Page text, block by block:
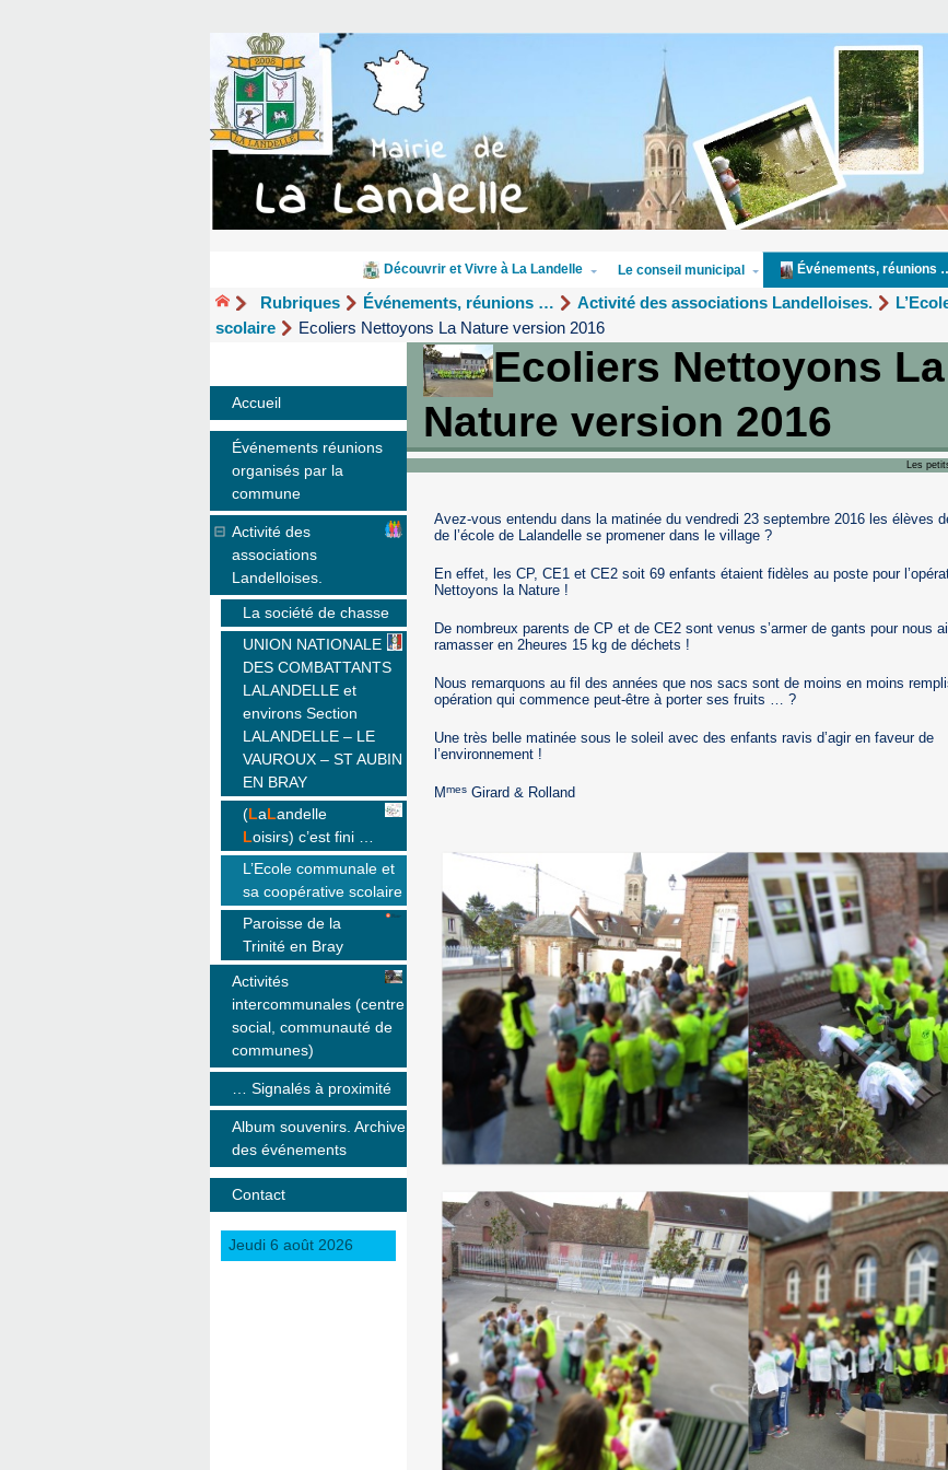
Découvrir et Vivre à La Landelle Le conseil municipal Événements, réunions
Rubriques Événements, réunions … Activité des associations Landelloises.
scolaire
Ecoliers Nettoyons La Nature version 2016
Ecoliers Nettoyons La
Nature version 2016
Les
Avez-vous entendu dans la matinée du vendredi 23 septembre 2016 les élèves
de l’école de Lalandelle se promener dans le village ?
En effet, les CP, CE1 et CE2 soit 69 enfants étaient fidèles au poste pour
Nettoyons la Nature !
De nombreux parents de CP et de CE2 sont venus s’armer de gants pour nous
ramasser en 2heures 15 kg de déchets !
Nous remarquons au fil des années que nos sacs sont de moins en moins
opération qui commence peut-être à porter ses fruits … ?
Une très belle matinée sous le soleil avec des enfants ravis d’agir en faveur de
l’environnement !
MmesGirard & Rolland
Accueil
Événements réunions
organisés par la
commune
Activité des
associations
Landelloises.
La société de chasse
UNION NATIONALE
DES COMBATTANTS
LALANDELLE et
environs Section
LALANDELLE – LE
VAUROUX – ST AUBIN
EN BRAY
(LaLandelle
Loisirs) c’est fini …
L’Ecole communale et
sa coopérative scolaire
Paroisse de la
Trinité en Bray
Activités
intercommunales (centre
social, communauté de
communes)
… Signalés à proximité
Album souvenirs. Archive
des événements
Contact
Jeudi 6 août 2026